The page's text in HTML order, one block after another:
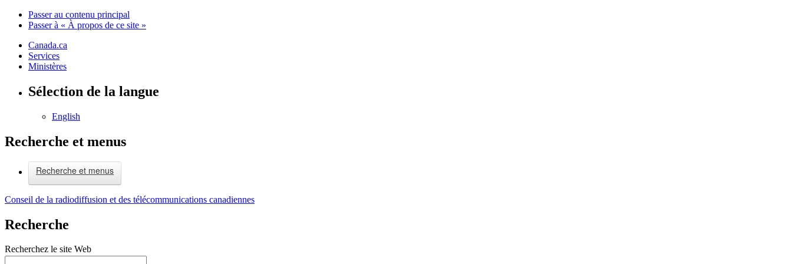
Passer au contenu principal
Passer à « À propos de ce site »
Canada.ca
Services
Ministères
Sélection de la langue
English
Recherche et menus
Recherche et menus
Conseil de la radiodiffusion et des télécommunications canadiennes
Recherche
Recherchez le site Web